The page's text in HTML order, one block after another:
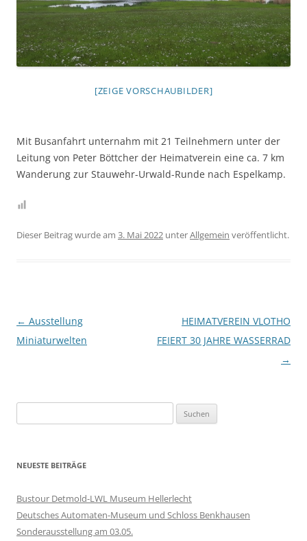
[ZEIGE VORSCHAUBILDER]
Mit Busanfahrt unternahm mit 21 Teilnehmern unter der
Leitung von Peter Böttcher der Heimatverein eine ca. 7 km
Wanderung zur Stauwehr-Urwald-Runde nach Espelkamp.
Dieser Beitrag wurde am 3. Mai 2022 unterAllgemein veröffentlicht.
Beitragsnavigation
← Ausstellung
Miniaturwelten
HEIMATVEREIN VLOTHO
FEIERT 30 JAHRE WASSERRAD
→
nach:
NEUESTE BEITRÄGE
Bustour Detmold-LWL Museum Hellerlecht
Deutsches Automaten-Museum und Schloss Benkhausen
Sonderausstellung am 03.05.